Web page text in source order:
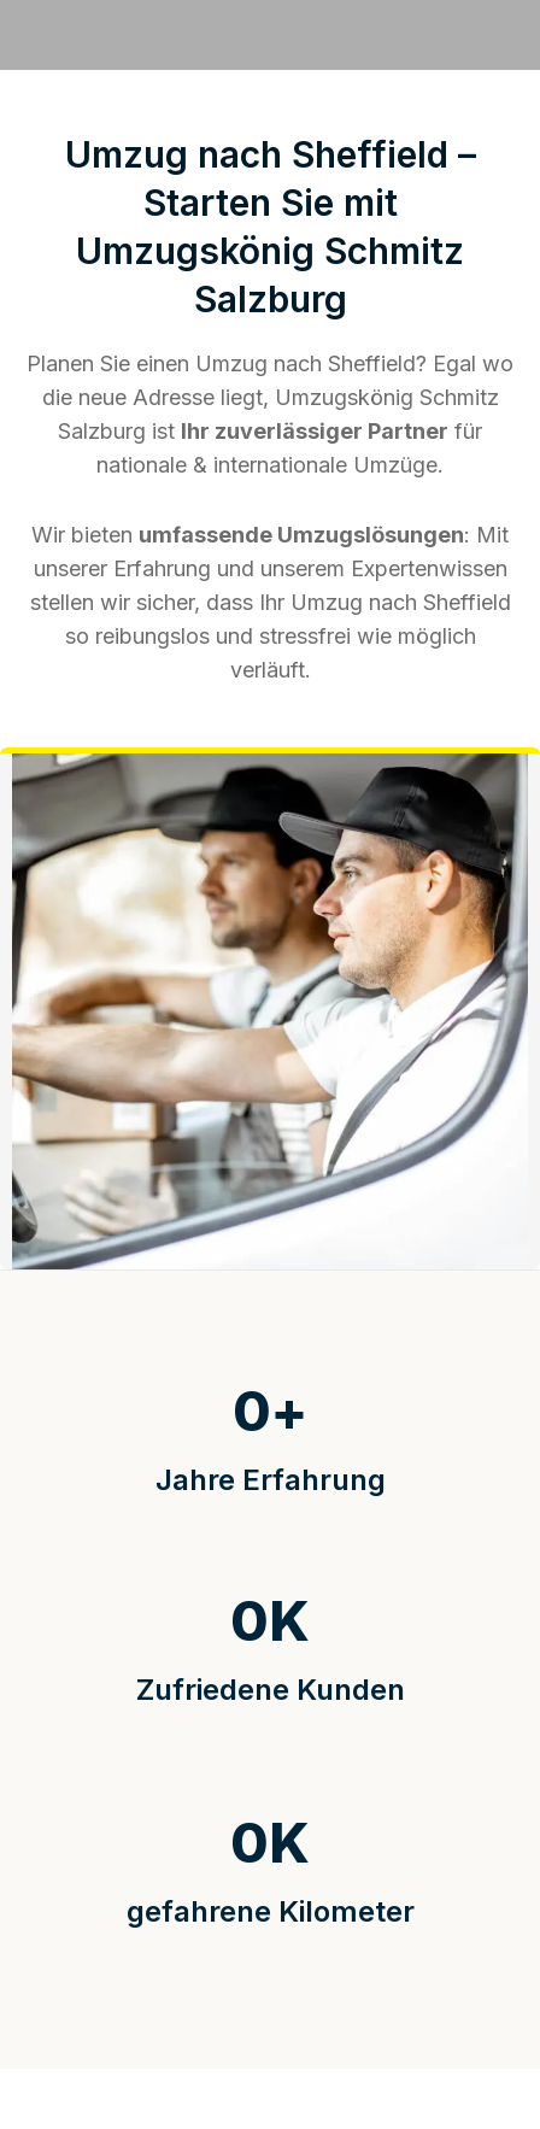
Umzug nach Sheffield –
Starten Sie mit
Umzugskönig Schmitz
Salzburg
Planen Sie einen Umzug nach Sheffield? Egal wo
die neue Adresse liegt, Umzugskönig Schmitz
Salzburg ist Ihr zuverlässiger Partner für
nationale & internationale Umzüge.
Wir bieten umfassende Umzugslösungen: Mit
unserer Erfahrung und unserem Expertenwissen
stellen wir sicher, dass Ihr Umzug nach Sheffield
so reibungslos und stressfrei wie möglich
verläuft.
Jahre Erfahrung
0+
Zufriedene Kunden
0K
gefahrene Kilometer
0K